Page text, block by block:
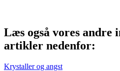
Læs også vores andre
artikler nedenfor:
Krystaller og angst